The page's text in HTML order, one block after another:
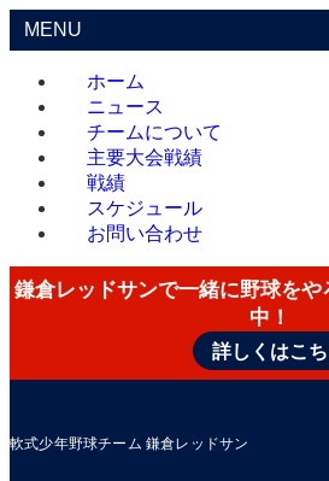
MENU
ホーム
ニュース
チームについて
主要大会戦績
戦績
スケジュール
お問い合わせ
鎌倉レッドサンで一緒に野球を
中！
詳しくはこ
軟式少年野球チーム 鎌倉レッドサン